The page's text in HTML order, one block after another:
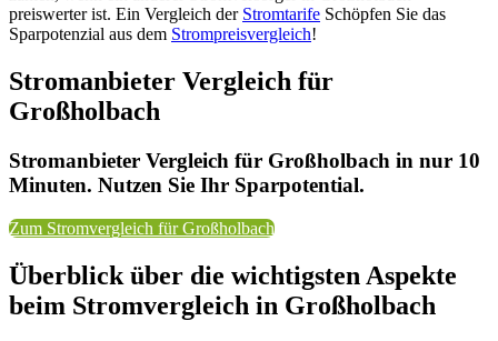
preiswerter ist. Ein Vergleich der Stromtarife Schöpfen Sie das
Sparpotenzial aus dem Strompreisvergleich!
Stromanbieter Vergleich für
Großholbach
Stromanbieter Vergleich für Großholbach in nur 10
Minuten. Nutzen Sie Ihr Sparpotential.
Zum Stromvergleich für Großholbach
Überblick über die wichtigsten Aspekte
beim Stromvergleich in Großholbach